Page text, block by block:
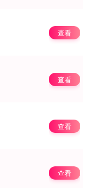
查看
查看
查看
查看